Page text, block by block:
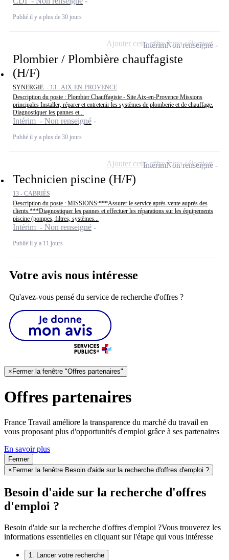
Publié il y a plus de 30 jours
Plombier / Plombière chauffagiste
(H/F)
SYNERGIE - 13 - AIX-EN-PROVENCE
Description du poste : Plombier Chauffagiste - Site Aix-en-Provence Missions
principales Installer, réparer et entretenir les systèmes de plomberie et de chauffage.
Diagnostiquer les pannes et...
Intérim - Non renseigné
Publié il y a plus de 30 jours
IntérimNon renseigné
Ajouter cette offre à ma sélection
Technicien piscine (H/F)
13 - CABRIÈS
Description du poste : MISSIONS:***Assurer le service après-vente auprès des
clients.***Diagnostiquer les pannes et effectuer les réparations sur les équipements
piscine (pompes, filtres, systèmes...
Intérim - Non renseigné
Publié il y a 11 jours
IntérimNon renseigné
Ajouter cette offre à ma sélection
Votre avis nous intéresse
Qu'avez-vous pensé du service de recherche d'offres ?
× Fermer la fenêtre "Offres partenaires"
Offres partenaires
France Travail améliore la transparence du marché du travail en
vous proposant plus d'opportunités d'emploi grâce à ses partenaires
En savoir plus
Fermer
×Fermer la fenêtre Besoin d'aide sur la recherche d'offres d'emploi ?
Besoin d'aide sur la recherche d'offres
d'emploi ?
Besoin d'aide sur la recherche d'offres d'emploi ?Vous trouverez les
informations essentielles en cliquant sur l'étape qui vous intéresse
1. Lancer votre recherche